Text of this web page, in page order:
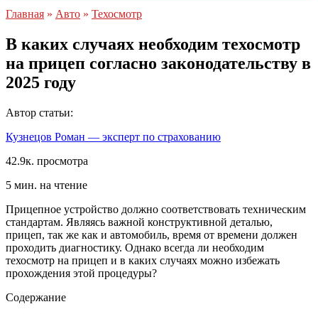
Главная » Авто » Техосмотр
В каких случаях необходим техосмотр
на прицеп согласно законодательству в
2025 году
Автор статьи:
Кузнецов Роман — эксперт по страхованию
42.9к. просмотра
5 мин. на чтение
Прицепное устройство должно соответствовать техническим
стандартам. Являясь важной конструктивной деталью,
прицеп, так же как и автомобиль, время от времени должен
проходить диагностику. Однако всегда ли необходим
техосмотр на прицеп и в каких случаях можно избежать
прохождения этой процедуры?
Содержание